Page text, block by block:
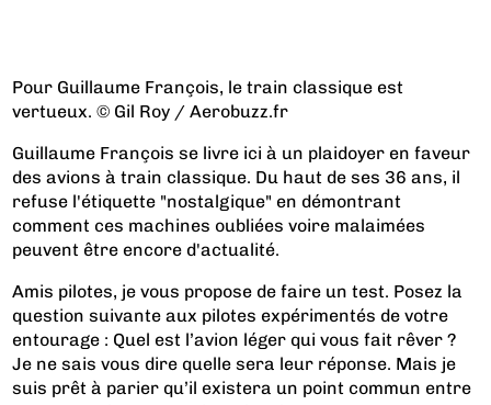
Pour Guillaume François, le train classique est
vertueux. © Gil Roy / Aerobuzz.fr
Guillaume François se livre ici à un plaidoyer en faveur
des avions à train classique. Du haut de ses 36 ans, il
refuse l'étiquette "nostalgique" en démontrant
comment ces machines oubliées voire malaimées
peuvent être encore d'actualité.
Amis pilotes, je vous propose de faire un test. Posez la
question suivante aux pilotes expérimentés de votre
entourage : Quel est l’avion léger qui vous fait rêver ?
Je ne sais vous dire quelle sera leur réponse. Mais je
suis prêt à parier qu’il existera un point commun entre